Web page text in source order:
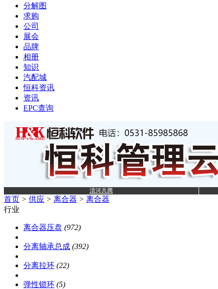
分解图
求购
公司
展会
品牌
相册
知识
汽配城
恒科资讯
资讯
EPC查询
清河共腾
首页 > 供应 > 离合器 > 离合器
行业
离合器压盘 (972)
分离轴承总成 (392)
分离拉环 (22)
弹性锁环 (5)